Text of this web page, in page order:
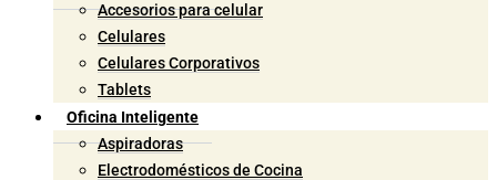
Accesorios para celular
Celulares
Celulares Corporativos
Tablets
Oficina Inteligente
Aspiradoras
Electrodomésticos de Cocina